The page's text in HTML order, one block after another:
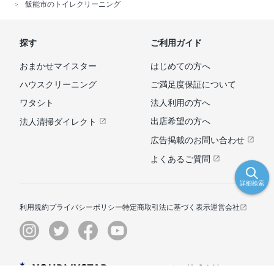
飯能市のトイレクリーニング
詳細検索
探す
おまかせマイスター
ハウスクリーニング
ワタシト
法人清掃ダイレクト
ご利用ガイド
はじめての方へ
ご満足度保証について
法人利用の方へ
出店希望の方へ
広告掲載のお問い合わせ
よくあるご質問
利用規約プライバシーポリシー特定商取引法に基づく表示運営会社
© ユアマイスター株式会社